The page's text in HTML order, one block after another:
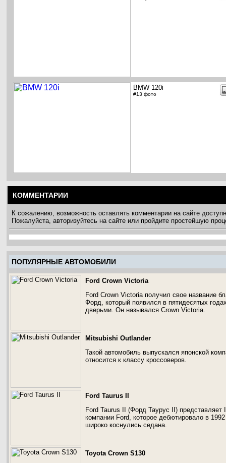
BMW 120i
#13 фото
КОММЕНТАРИИ
К сожалению, возможность оставлять комментарии на сайте
Пожалуйста, авторизуйтесь на сайте или пройдите простейшую
ПОПУЛЯРНЫЕ АВТОМОБИЛИ
Ford Crown Victoria
Ford Crown Victoria получил свое название
Форд, который появился в пятидесятых
дверьми. Он назывался Crown Victoria.
Mitsubishi Outlander
Такой автомобиль выпускался японской
относится к классу кроссоверов.
Ford Taurus II
Ford Taurus II (Форд Таурус II) представляет
компании Ford, которое дебютировало в
широко коснулись седана.
Toyota Crown S130